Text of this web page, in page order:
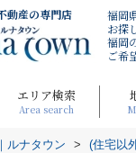
動産の専門店
福岡
お探
福岡
ご希
エリア検索
Area search
ルナタウン > (住宅以